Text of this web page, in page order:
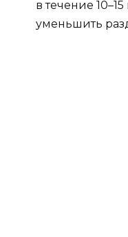
в течение
уменьшить